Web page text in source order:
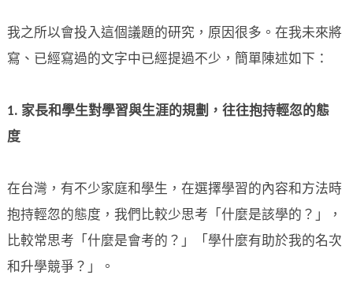
我之所以會投入這個議題的研究，原因很多。在我未來將
寫、已經寫過的文字中已經提過不少，簡單陳述如下：
1. 家長和學生對學習與生涯的規劃，往往抱持輕忽的態
度
在台灣，有不少家庭和學生，在選擇學習的內容和方法時
抱持輕忽的態度，我們比較少思考「什麼是該學的？」，
比較常思考「什麼是會考的？」「學什麼有助於我的名次
和升學競爭？」。